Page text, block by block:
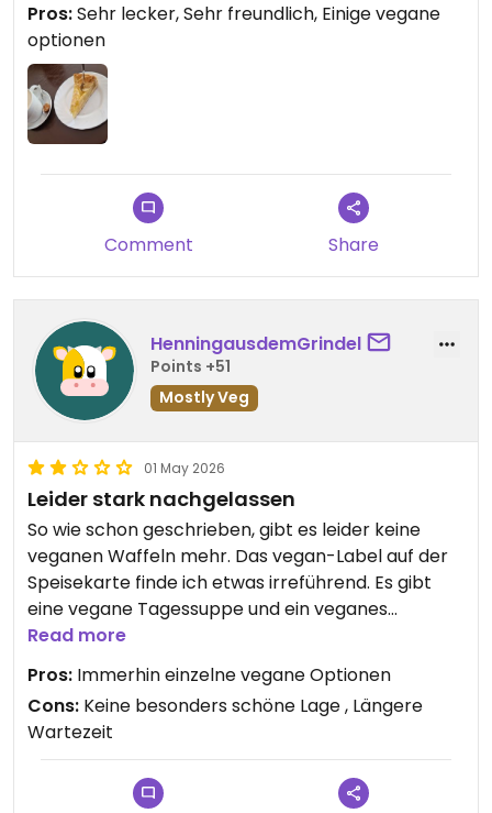
Pros:Sehr lecker, Sehr freundlich, Einige vegane
optionen
Comment Share
HenningausdemGrindel
Points +51
Mostly Veg
01 May 2026
Leider stark nachgelassen
So wie schon geschrieben, gibt es leider keine
veganen Waffeln mehr. Das vegan-Label auf der
Speisekarte finde ich etwas irreführend. Es gibt
eine vegane Tagessuppe und ein veganes
Frühstück. Und 1 € Aufschlag für Hafer- bzw.
Sojamilch finde ich unverhältnismäßig bis
unverschämt. Schade, wir waren wirklich gerne in
der Vergangenheit hier, werden aber wohl nicht
wiederkommen.
Updated from previous review on 2026-05-01
Read more
Pros: Immerhin einzelne vegane Optionen
Cons: Keine besonders schöne Lage , Längere
Wartezeit